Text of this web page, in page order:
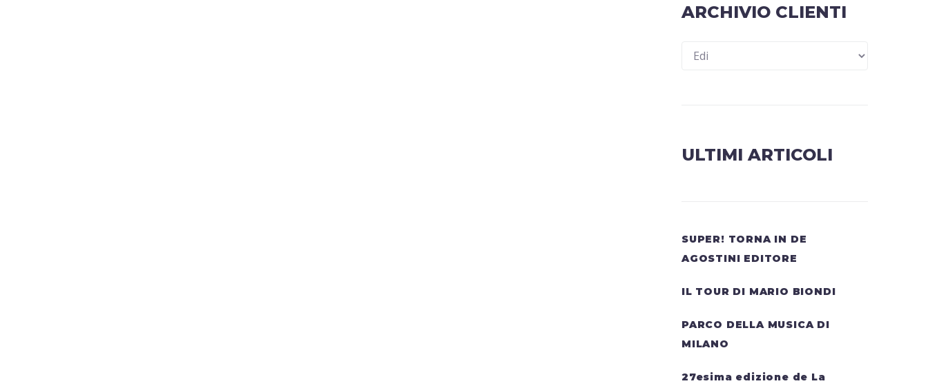
ARCHIVIO CLIENTI
ULTIMI ARTICOLI
SUPER! TORNA IN DE
AGOSTINI EDITORE
IL TOUR DI MARIO BIONDI
PARCO DELLA MUSICA DI
MILANO
27esima edizione de La